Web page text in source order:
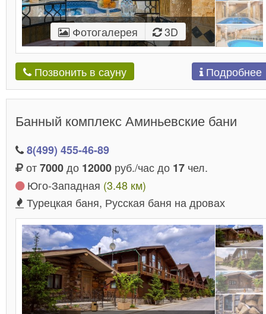
Фотогалерея 3D
Позвонить в сауну Подробнее
Банный комплекс Аминьевские бани
8(499) 455-46-89
от7000до 12000 руб./час до 17 чел.
Юго-Западная (3.48 км)
Турецкая баня, Русская баня на дровах